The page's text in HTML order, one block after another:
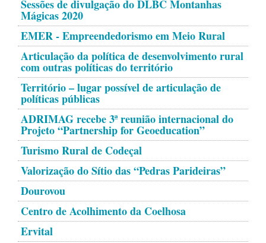
Sessões de divulgação do DLBC Montanhas
Mágicas 2020
EMER - Empreendedorismo em Meio Rural
Articulação da política de desenvolvimento rural
com outras políticas do território
Território – lugar possível de articulação de
políticas públicas
ADRIMAG recebe 3ª reunião internacional do
Projeto “Partnership for Geoeducation”
Turismo Rural de Codeçal
Valorização do Sítio das “Pedras Parideiras”
Dourovou
Centro de Acolhimento da Coelhosa
Ervital